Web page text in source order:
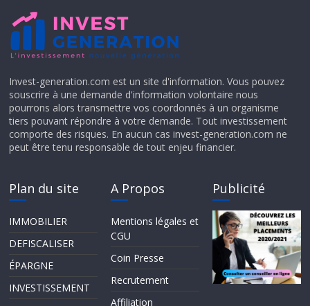
Invest-generation.com est un site d'information. Vous pouvez
souscrire à une demande d'information volontaire nous
pourrons alors transmettre vos coordonnés à un organisme
tiers pouvant répondre à votre demande. Tout investissement
comporte des risques. En aucun cas invest-generation.com ne
peut être tenu responsable de tout enjeu financier.
Plan du site
IMMOBILIER
DEFISCALISER
ÉPARGNE
INVESTISSEMENT
A Propos
Mentions légales et
CGU
Coin Presse
Recrutement
Affiliation
Publicité